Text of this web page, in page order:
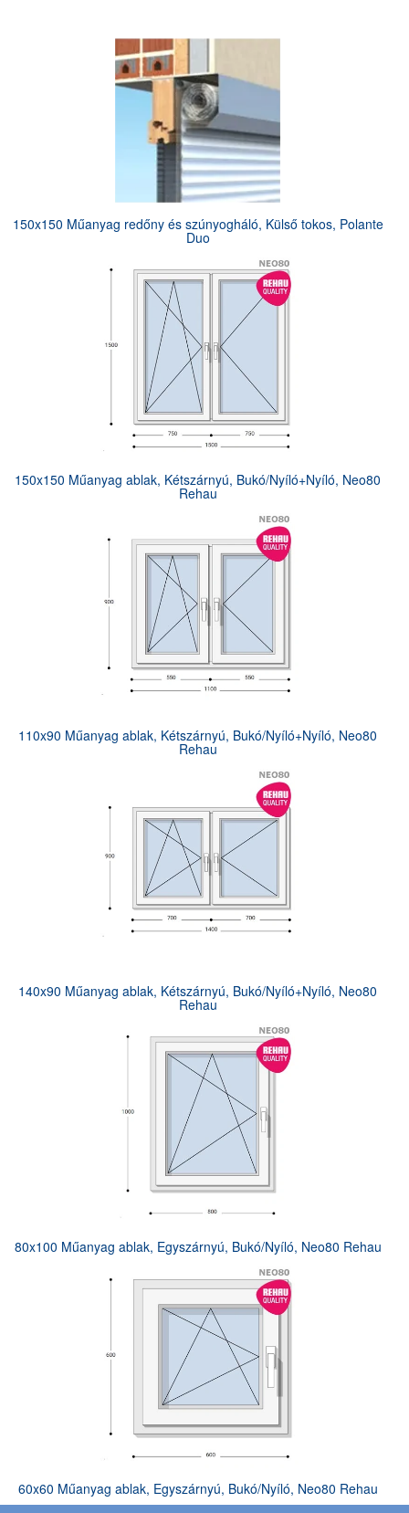
150x150 Műanyag redőny és szúnyogháló, Külső tokos, Polante
Duo
150x150 Műanyag ablak, Kétszárnyú, Bukó/Nyíló+Nyíló, Neo80
Rehau
110x90 Műanyag ablak, Kétszárnyú, Bukó/Nyíló+Nyíló, Neo80
Rehau
140x90 Műanyag ablak, Kétszárnyú, Bukó/Nyíló+Nyíló, Neo80
Rehau
80x100 Műanyag ablak, Egyszárnyú, Bukó/Nyíló, Neo80 Rehau
60x60 Műanyag ablak, Egyszárnyú, Bukó/Nyíló, Neo80 Rehau